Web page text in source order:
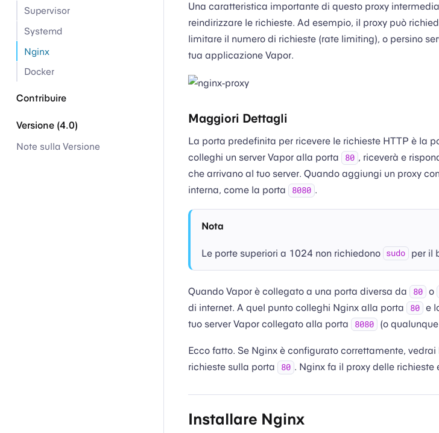
Supervisor
Systemd
Nginx
Docker
Contribuire
Versione (4.0)
Note sulla Versione
Una caratteristica importante di questo proxy
reindirizzare le richieste. Ad esempio, il proxy può
limitare il numero di richieste (rate limiting), o persino
tua applicazione Vapor.
Maggiori Dettagli
La porta predefinita per ricevere le richieste HTTP è la
colleghi un server Vapor alla porta
80 , riceverà e
che arrivano al tuo server. Quando aggiungi un proxy
interna, come la porta
8080 .
Nota
Le porte superiori a 1024 non richiedono sudo per il
Quando Vapor è collegato a una porta diversa da 80 o
di internet. A quel punto colleghi Nginx alla porta
80 e
tuo server Vapor collegato alla porta
8080 (o
Ecco fatto. Se Nginx è configurato correttamente,
richieste sulla porta
80 . Nginx fa il proxy delle
Installare Nginx